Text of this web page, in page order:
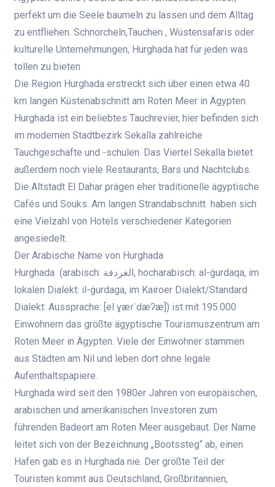
perfekt um die Seele baumeln zu lassen und dem Alltag
zu entfliehen. Schnorcheln,Tauchen , Wüstensafaris oder
kulturelle Unternehmungen, Hurghada hat für jeden was
tollen zu bieten
Die Region Hurghada erstreckt sich über einen etwa 40
km langen Küstenabschnitt am Roten Meer in Ägypten.
Hurghada ist ein beliebtes Tauchrevier, hier befinden sich
im modernen Stadtbezirk Sekalla zahlreiche
Tauchgeschäfte und -schulen. Das Viertel Sekalla bietet
außerdem noch viele Restaurants, Bars und Nachtclubs.
Die Altstadt El Dahar prägen eher traditionelle ägyptische
Cafés und Souks. Am langen Strandabschnitt haben sich
eine Vielzahl von Hotels verschiedener Kategorien
angesiedelt.
Der Arabische Name von Hurghada
Hurghada (arabisch: الغردقة, hocharabisch: al-ġurdaqa, im
lokalen Dialekt: il-ġurdaga, im Kairoer Dialekt/Standard
Dialekt: Aussprache: [el ɣæɾˈdæʔæ]) ist mit 195.000
Einwohnern das größte ägyptische Tourismuszentrum am
Roten Meer in Ägypten. Viele der Einwohner stammen
aus Städten am Nil und leben dort ohne legale
Aufenthaltspapiere.
Hurghada wird seit den 1980er Jahren von europäischen,
arabischen und amerikanischen Investoren zum
führenden Badeort am Roten Meer ausgebaut. Der Name
leitet sich von der Bezeichnung „Bootssteg“ ab, einen
Hafen gab es in Hurghada nie. Der größte Teil der
Touristen kommt aus Deutschland, Großbritannien,